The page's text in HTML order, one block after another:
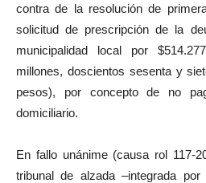
contra de la resolución de
solicitud de prescripción de la
municipalidad local por
millones, doscientos sesenta y
pesos), por concepto de no
domiciliario.
En fallo unánime (causa rol 117-
tribunal de alzada –integrada